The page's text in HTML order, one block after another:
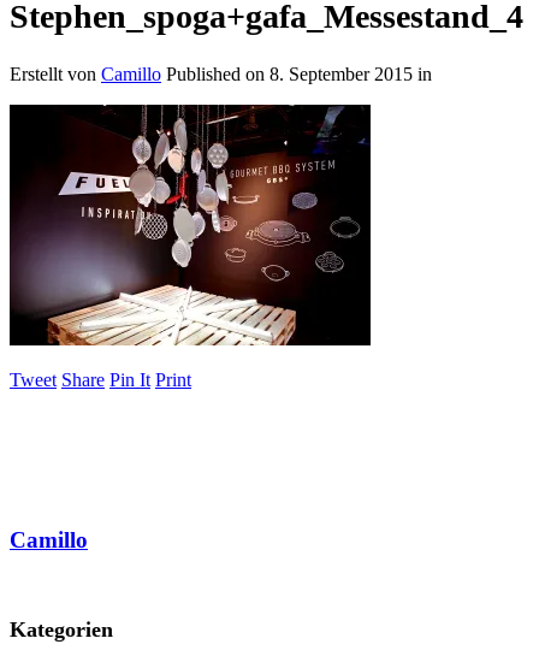
Stephen_spoga+gafa_Messestand_4
Erstellt von Camillo Published on 8. September 2015 in
Tweet Share Pin It Print
Camillo
Kategorien